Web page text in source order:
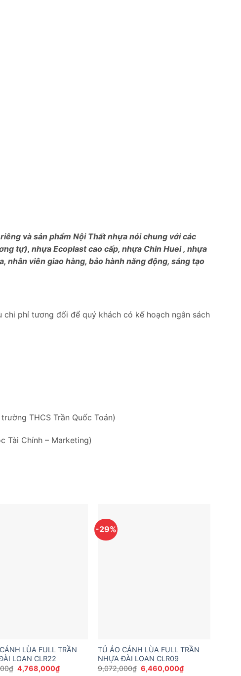
và sản phẩm Nội Thất nhựa nói chung với các
tự), nhựa Ecoplast cao cấp, nhựa Chin Huei , nhựa
nhân viên giao hàng, bảo hành năng động, sáng tạo
phí tương đối để quý khách có kế hoạch ngân sách
THCS Trần Quốc Toản)
Tài Chính – Marketing)
LÙA FULL TRẦN
LOAN CLR22
₫ Giá
4,768,000₫Giá
-29%
TỦ ÁO CÁNH LÙA FULL TRẦN
NHỰA ĐÀI LOAN CLR09
9,072,000₫ Giá
6,460,000₫Giá